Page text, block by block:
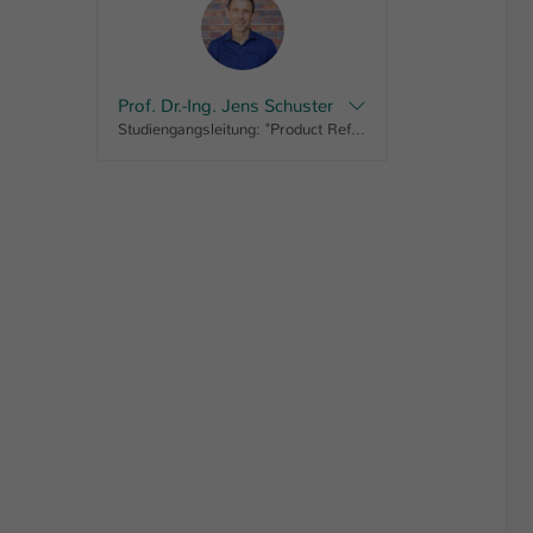
Prof. Dr.-Ing. Jens Schuster
Studiengangsleitung: "Product Refinement, Master" "Refinement and Sustainability of Polymer and Composite Products, Master" "Refinement of Polymer and Composite Products, Master", Auslandsbeauftragter FB ALP, Fachbereichsrat ALP, Prüfungsausschuss ALP A FB ALP, Senatsausschuss für Internationalisierung